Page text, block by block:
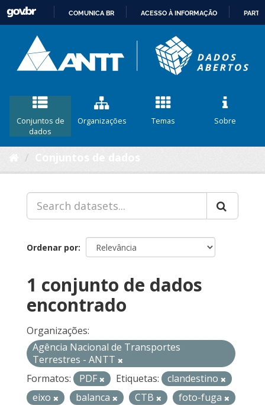
CONTEÚDO
COMUNICA BR ACESSO À INFORMAÇÃO
Conjuntos de
dados
Organizações Temas Sobre
Ordenar por
1 conjunto de dados
encontrado
Organizações:
Agência Nacional de Transportes
Terrestres - ANTT
Formatos:
PDF Etiquetas:
clandestino
eixo
balanca CTB foto-fuga